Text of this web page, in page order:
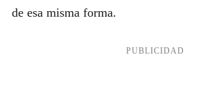
de esa misma forma.